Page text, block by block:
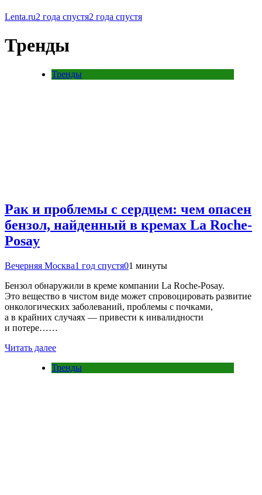
Lenta.ru2 года спустя2 года спустя
Тренды
Тренды
Рак и проблемы с сердцем: чем опасен
бензол, найденный в кремах La Roche-
Posay
Вечерняя Москва1 год спустя01 минуты
Бензол обнаружили в креме компании La Roche-Posay.
Это вещество в чистом виде может спровоцировать развитие
онкологических заболеваний, проблемы с почками,
а в крайних случаях — привести к инвалидности
и потере……
Читать далее
Тренды